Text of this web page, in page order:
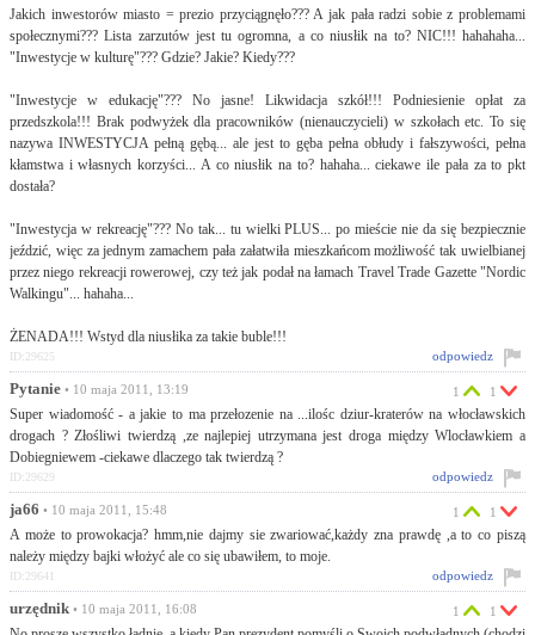
Jakich inwestorów miasto = prezio przyciągnęło??? A jak pała radzi sobie z problemami
społecznymi??? Lista zarzutów jest tu ogromna, a co niusłik na to? NIC!!! hahahaha...
"Inwestycje w kulturę"??? Gdzie? Jakie? Kiedy???
"Inwestycje w edukację"??? No jasne! Likwidacja szkół!!! Podniesienie opłat za
przedszkola!!! Brak podwyżek dla pracowników (nienauczycieli) w szkołach etc. To się
nazywa INWESTYCJA pełną gębą... ale jest to gęba pełna obłudy i fałszywości, pełna
kłamstwa i własnych korzyści... A co niusłik na to? hahaha... ciekawe ile pała za to pkt
dostała?
"Inwestycja w rekreację"??? No tak... tu wielki PLUS... po mieście nie da się bezpiecznie
jeździć, więc za jednym zamachem pała załatwiła mieszkańcom możliwość tak uwielbianej
przez niego rekreacji rowerowej, czy też jak podał na łamach Travel Trade Gazette "Nordic
Walkingu"... hahaha...
ŻENADA!!! Wstyd dla niusłika za takie buble!!!
odpowiedz
ID:29625
Pytanie • 10 maja 2011, 13:19
Super wiadomość - a jakie to ma przełozenie na ...ilośc dziur-kraterów na włocławskich
drogach ? Złośliwi twierdzą ,ze najlepiej utrzymana jest droga między Wlocławkiem a
Dobiegniewem -ciekawe dlaczego tak twierdzą ?
1 1
odpowiedz
ID:29629
ja66 • 10 maja 2011, 15:48
A może to prowokacja? hmm,nie dajmy sie zwariować,każdy zna prawdę ,a to co piszą
należy między bajki włożyć ale co się ubawiłem, to moje.
1 1
odpowiedz
ID:29641
urzędnik • 10 maja 2011, 16:08 1 1